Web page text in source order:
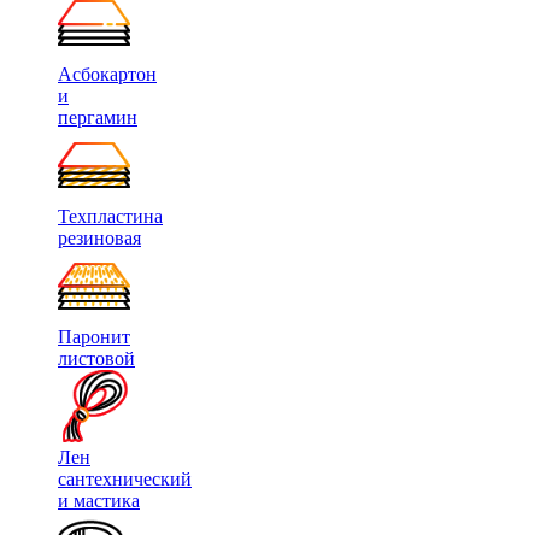
Асбокартон
и
пергамин
Техпластина
резиновая
Паронит
листовой
Лен
сантехнический
и мастика